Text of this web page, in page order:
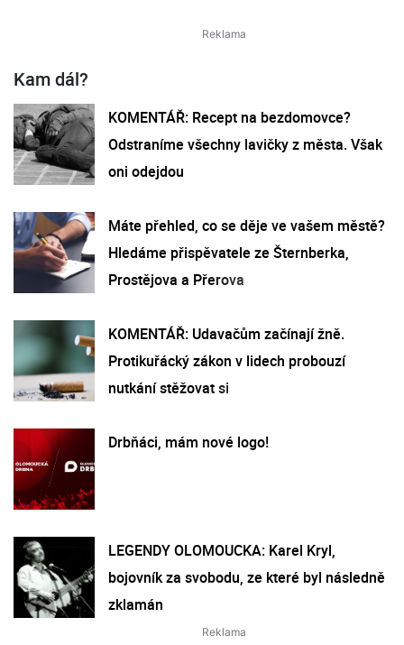
Kam dál?
KOMENTÁŘ: Recept na bezdomovce?
Odstraníme všechny lavičky z města. Však
oni odejdou
Máte přehled, co se děje ve vašem městě?
Hledáme přispěvatele ze Šternberka,
Prostějova a Přerova
KOMENTÁŘ: Udavačům začínají žně.
Protikuřácký zákon v lidech probouzí
nutkání stěžovat si
Drbňáci, mám nové logo!
LEGENDY OLOMOUCKA: Karel Kryl,
bojovník za svobodu, ze které byl následně
zklamán